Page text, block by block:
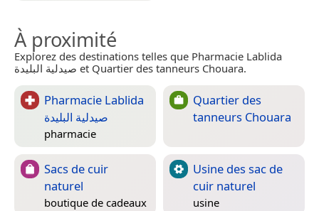
À proximité
Explorez des destinations telles que Pharmacie Lablida
صيدلية البليدة et Quartier des tanneurs Chouara.
Pharmacie Lablida
صيدلية البليدة
pharmacie
Quartier des
tanneurs Chouara
Sacs de cuir
naturel
boutique de cadeaux
Usine des sac de
cuir naturel
usine